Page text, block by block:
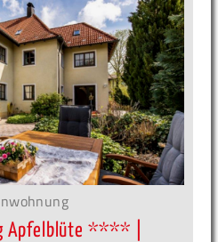
Apfelblüte **** |